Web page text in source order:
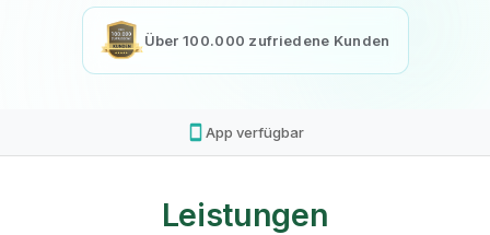
Über 100.000 zufriedene Kunden
smartphone App verfügbar
Leistungen